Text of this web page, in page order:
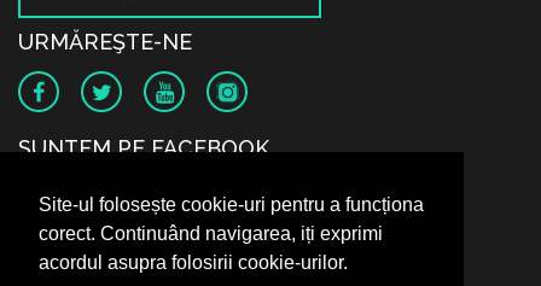
Site-ul folosește cookie-uri pentru a funcționa
corect. Continuând navigarea, iți exprimi
acordul asupra folosirii cookie-urilor.
URMĂREŞTE-NE
SUNTEM PE FACEBOOK